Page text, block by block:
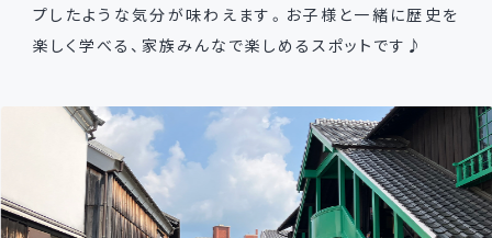
プしたような気分が味わえます。お子様と一緒に歴史を
楽しく学べる、家族みんなで楽しめるスポットです♪